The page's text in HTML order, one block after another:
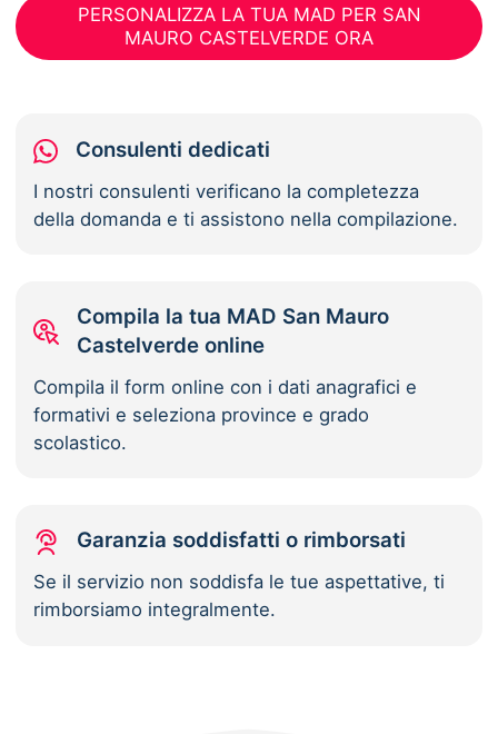
PERSONALIZZA LA TUA MAD PER SAN
MAURO CASTELVERDE ORA
Consulenti dedicati
I nostri consulenti verificano la completezza
della domanda e ti assistono nella compilazione.
Compila la tua MAD San Mauro
Castelverde online
Compila il form online con i dati anagrafici e
formativi e seleziona province e grado
scolastico.
Garanzia soddisfatti o rimborsati
Se il servizio non soddisfa le tue aspettative, ti
rimborsiamo integralmente.